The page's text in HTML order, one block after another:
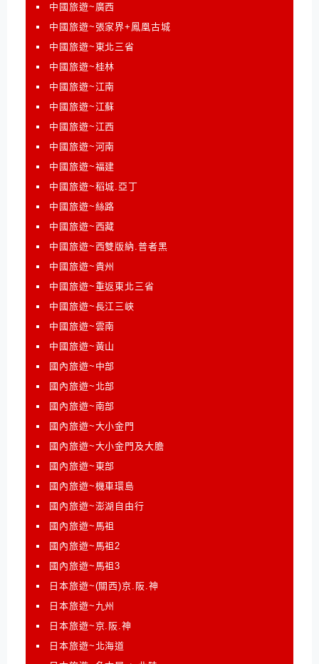
中國旅遊~廣西
中國旅遊~張家界+鳳凰古城
中國旅遊~東北三省
中國旅遊~桂林
中國旅遊~江南
中國旅遊~江蘇
中國旅遊~江西
中國旅遊~河南
中國旅遊~福建
中國旅遊~稻城.亞丁
中國旅遊~絲路
中國旅遊~西藏
中國旅遊~西雙版納.普者黑
中國旅遊~貴州
中國旅遊~重返東北三省
中國旅遊~長江三峽
中國旅遊~雲南
中國旅遊~黃山
國內旅遊~中部
國內旅遊~北部
國內旅遊~南部
國內旅遊~大小金門
國內旅遊~大小金門及大膽
國內旅遊~東部
國內旅遊~機車環島
國內旅遊~澎湖自由行
國內旅遊~馬祖
國內旅遊~馬祖2
國內旅遊~馬祖3
日本旅遊~(關西)京.阪.神
日本旅遊~九州
日本旅遊~京.阪.神
日本旅遊~北海道